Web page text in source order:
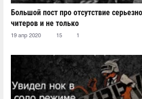
Большой пост про отсутствие
читеров и не только
19 апр 2020 15 1